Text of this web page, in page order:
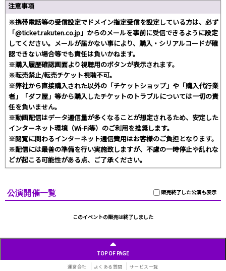
注意事項
※携帯電話等の受信設定でドメイン指定受信を設定している方は、必ず
「@ticket.rakuten.co.jp」からのメールを事前に受信できるように設定
してください。メールが届かない事により、購入・シリアルコードが確
認できない場合等でも責任は負いかねます。
※購入履歴確認画面より視聴用のボタンが表示されます。
※転売禁止/転売チケット視聴不可。
※弊社から直接購入された以外の「チケットショップ」や「購入代行業
者」「ダフ屋」等から購入したチケットのトラブルについては一切の責
任を負いません。
※動画配信はデータ通信量が多くなることが想定されるため、安定した
インターネット環境（Wi-Fi等）のご利用を推奨します。
※閲覧に関わるインターネット通信費用はお客様のご負担となります。
※配信には最善の準備を行い実施致しますが、不慮の一時停止や乱れな
どが起こる可能性がある点、ご了承ください。
販売終了した公演も表示
公演開催一覧
このイベントの販売は終了しました
TOP OF PAGE
運営会社 よくある質問 サービス一覧